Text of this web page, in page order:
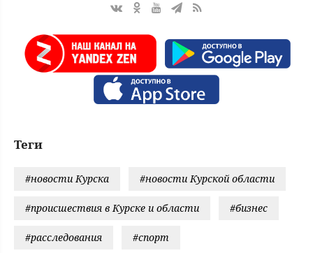
Теги
#новости Курска #новости Курской области
#происшествия в Курске и области #бизнес
#расследования #спорт